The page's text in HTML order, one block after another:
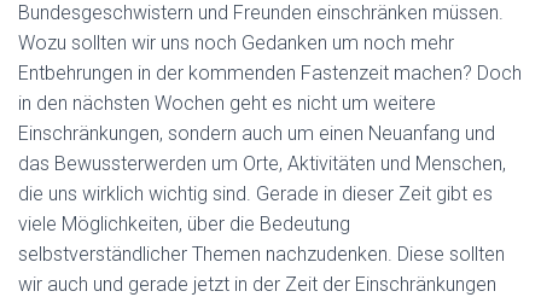
Bundesgeschwistern und Freunden einschränken müssen.
Wozu sollten wir uns noch Gedanken um noch mehr
Entbehrungen in der kommenden Fastenzeit machen? Doch
in den nächsten Wochen geht es nicht um weitere
Einschränkungen, sondern auch um einen Neuanfang und
das Bewussterwerden um Orte, Aktivitäten und Menschen,
die uns wirklich wichtig sind. Gerade in dieser Zeit gibt es
viele Möglichkeiten, über die Bedeutung
selbstverständlicher Themen nachzudenken. Diese sollten
wir auch und gerade jetzt in der Zeit der Einschränkungen